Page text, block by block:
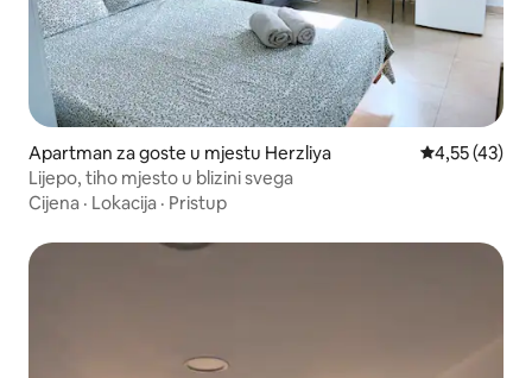
Apartman za goste u mjestu Herzliya Prosječna
4,55 (43)
Lijepo, tiho mjesto u blizini svega
Cijena · Lokacija · Pristup